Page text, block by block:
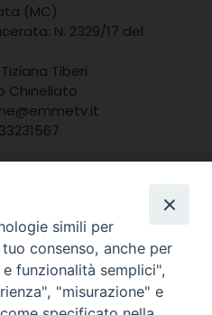
(MC)
N. 2329/17 del
Tiberi
Chinellato
simili per
consenso, anche per
funzionalità semplici",
"misurazione" e